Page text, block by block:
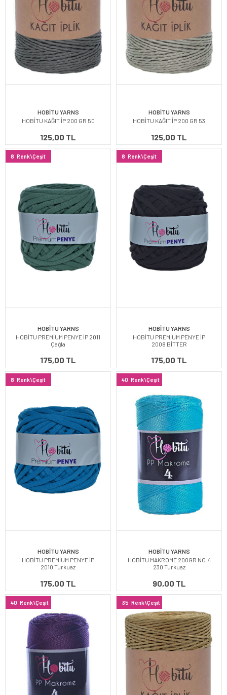
HOBİTU YARNS
HOBİTU KAĞIT İP 200 GR 50
125,00 TL
HOBİTU YARNS
HOBİTU KAĞIT İP 200 GR 53
125,00 TL
8 Renk\Çeşit
HOBİTU YARNS
HOBİTU PREMİUM PENYE İP 2011
Çağla
175,00 TL
8 Renk\Çeşit
HOBİTU YARNS
HOBİTU PREMİUM PENYE İP
2008 BİTTER
175,00 TL
8 Renk\Çeşit
HOBİTU YARNS
HOBİTU PREMİUM PENYE İP
2010 Turkuaz
175,00 TL
40 Renk\Çeşit
HOBİTU YARNS
HOBİTU MAKROME 200GR NO:4
230 Turkuaz
90,00 TL
40 Renk\Çeşit 35 Renk\Çeşit